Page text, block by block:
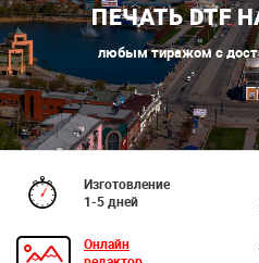
ПЕЧАТЬ DTF
любым тиражом с
Изготовление
1-5 дней
Онлайн